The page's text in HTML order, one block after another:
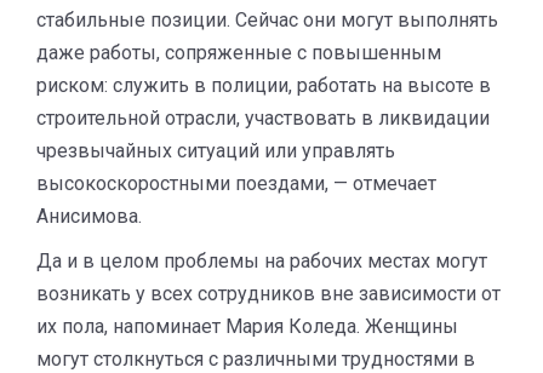
стабильные позиции. Сейчас они могут выполнять
даже работы, сопряженные с повышенным
риском: служить в полиции, работать на высоте в
строительной отрасли, участвовать в ликвидации
чрезвычайных ситуаций или управлять
высокоскоростными поездами, — отмечает
Анисимова.
Да и в целом проблемы на рабочих местах могут
возникать у всех сотрудников вне зависимости от
их пола, напоминает Мария Коледа. Женщины
могут столкнуться с различными трудностями в